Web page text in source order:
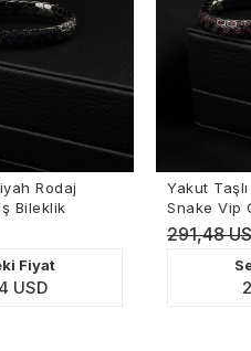
Rodaj
Fiyat
Yakut Taşlı
Snake Vip
291,48 USD